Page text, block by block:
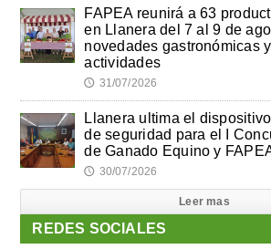
FAPEA reunirá a 63
en Llanera del 7 al 9 de
novedades gastronómicas
actividades
🕔 31/07/2026
Llanera ultima el
de seguridad para el I
de Ganado Equino y
🕔 30/07/2026
Leer mas
REDES SOCIALES